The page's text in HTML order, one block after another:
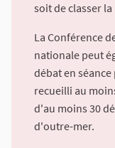
soit de classer
La Conférence
nationale peut
débat en
recueilli au
d'au moins 30
d'outre-mer.